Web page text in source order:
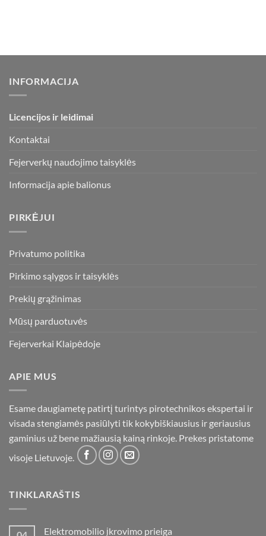
INFORMACIJA
Licencijos ir leidimai
Kontaktai
Fejerverkų naudojimo taisyklės
Informacija apie balionus
PIRKĖJUI
Privatumo politika
Pirkimo sąlygos ir taisyklės
Prekių grąžinimas
Mūsų parduotuvės
Fejerverkai Klaipėdoje
APIE MUS
Esame daugiametę patirtį turintys pirotechnikos ekspertai ir
visada stengiamės pasiūlyti tik kokybiškiausius ir geriausius
gaminius už bene mažiausią kainą rinkoje. Prekes pristatome
visoje Lietuvoje.
TINKLARAŠTIS
Elektromobilio įkrovimo prieiga